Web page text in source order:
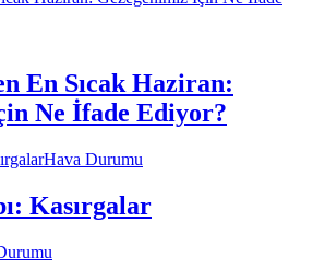
En Sıcak Haziran:
Ne İfade Ediyor?
Hava Durumu
Kasırgalar